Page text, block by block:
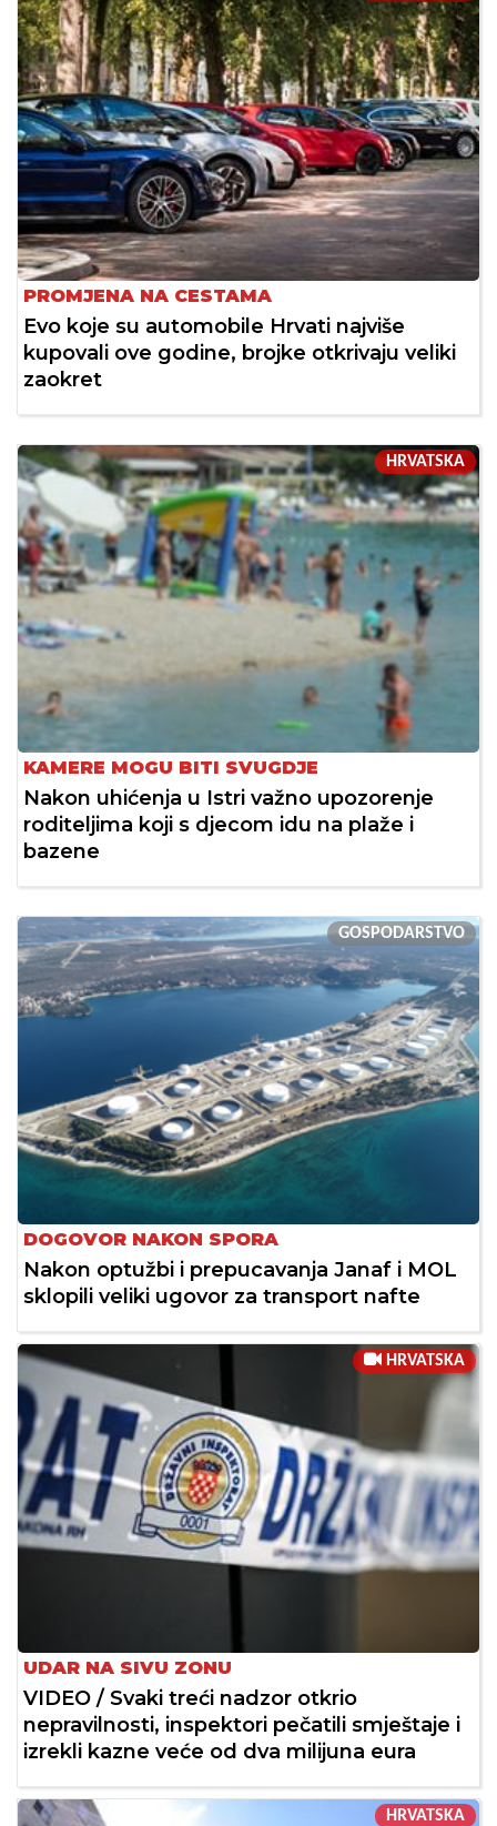
PROMJENA NA CESTAMA
Evo koje su automobile Hrvati najviše
kupovali ove godine, brojke otkrivaju veliki
zaokret
HRVATSKA
KAMERE MOGU BITI SVUGDJE
Nakon uhićenja u Istri važno upozorenje
roditeljima koji s djecom idu na plaže i
bazene
GOSPODARSTVO
DOGOVOR NAKON SPORA
Nakon optužbi i prepucavanja Janaf i MOL
sklopili veliki ugovor za transport nafte
HRVATSKA
UDAR NA SIVU ZONU
VIDEO / Svaki treći nadzor otkrio
nepravilnosti, inspektori pečatili smještaje i
izrekli kazne veće od dva milijuna eura
HRVATSKA